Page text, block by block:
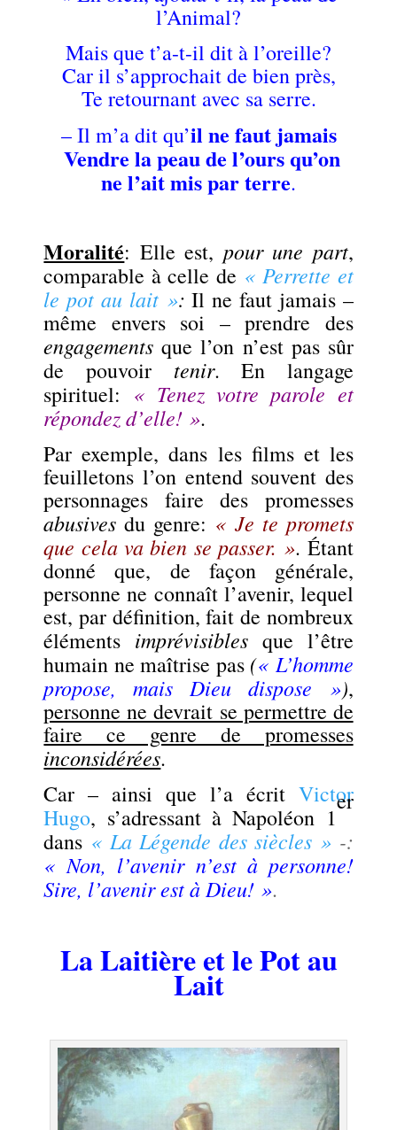
l’Animal?
Mais que t’a-t-il dit à l’oreille?
Car il s’approchait de bien près,
Te retournant avec sa serre.
– Il m’a dit qu’il ne faut jamais
Vendre la peau de l’ours qu’on
ne l’ait mis par terre.
Moralité: Elle est, pour une part,
comparable à celle de « Perrette et
le pot au lait »: Il ne faut jamais –
même envers soi – prendre des
engagements que l’on n’est pas sûr
de pouvoir tenir. En langage
spirituel: « Tenez votre parole et
répondez d’elle! ».
Par exemple, dans les films et les
feuilletons l’on entend souvent des
personnages faire des promesses
abusives du genre: « Je te promets
que cela va bien se passer. ». Étant
donné que, de façon générale,
personne ne connaît l’avenir, lequel
est, par définition, fait de nombreux
éléments imprévisibles que l’être
humain ne maîtrise pas (« L’homme
propose, mais Dieu dispose »),
personne ne devrait se permettre de
faire ce genre de promesses
inconsidérées.
Car – ainsi que l’a écrit Victor
Hugo, s’adressant à Napoléon 1
er
dans « La Légende des siècles » -:
« Non, l’avenir n’est à personne!
Sire, l’avenir est à Dieu! ».
La Laitière et le Pot au
Lait